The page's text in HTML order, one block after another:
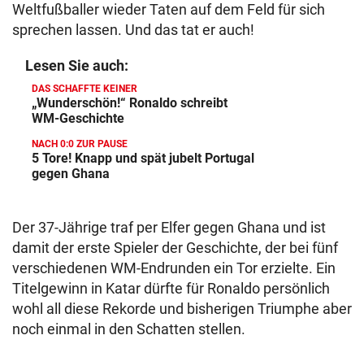
Weltfußballer wieder Taten auf dem Feld für sich
sprechen lassen. Und das tat er auch!
Lesen Sie auch:
DAS SCHAFFTE KEINER
„Wunderschön!“ Ronaldo schreibt
WM-Geschichte
NACH 0:0 ZUR PAUSE
5 Tore! Knapp und spät jubelt Portugal
gegen Ghana
Der 37-Jährige traf per Elfer gegen Ghana und ist
damit der erste Spieler der Geschichte, der bei fünf
verschiedenen WM-Endrunden ein Tor erzielte. Ein
Titelgewinn in Katar dürfte für Ronaldo persönlich
wohl all diese Rekorde und bisherigen Triumphe aber
noch einmal in den Schatten stellen.